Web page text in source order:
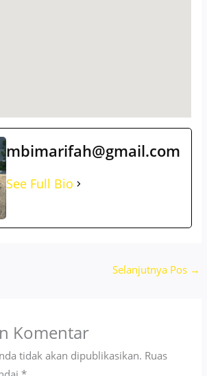
mbimarifah@gmail.com
See Full Bio
Selanjutnya Pos →
Komentar
tidak akan dipublikasikan. Ruas